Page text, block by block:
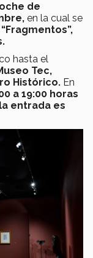
de
en la cual se
“Fragmentos”,
hasta el
Tec,
Histórico. En
a 19:00 horas
entrada es